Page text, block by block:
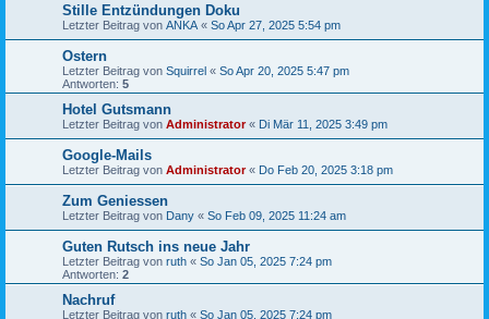
Stille Entzündungen Doku
Letzter Beitrag von ANKA « So Apr 27, 2025 5:54 pm
Ostern
Letzter Beitrag von Squirrel « So Apr 20, 2025 5:47 pm
Antworten: 5
Hotel Gutsmann
Letzter Beitrag von Administrator« Di Mär 11, 2025 3:49 pm
Google-Mails
Letzter Beitrag von Administrator« Do Feb 20, 2025 3:18 pm
Zum Geniessen
Letzter Beitrag von Dany « So Feb 09, 2025 11:24 am
Guten Rutsch ins neue Jahr
Letzter Beitrag von ruth « So Jan 05, 2025 7:24 pm
Antworten: 2
Nachruf
Letzter Beitrag von ruth « So Jan 05, 2025 7:24 pm